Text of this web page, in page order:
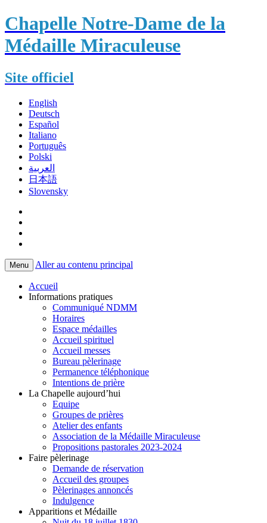
Chapelle Notre-Dame de la
Médaille Miraculeuse
Site officiel
English
Deutsch
Español
Italiano
Português
Polski
العربية
日本語
Slovensky
Menu Aller au contenu principal
Accueil
Informations pratiques
Communiqué NDMM
Horaires
Espace médailles
Accueil spirituel
Accueil messes
Bureau pèlerinage
Permanence téléphonique
Intentions de prière
La Chapelle aujourd’hui
Equipe
Groupes de prières
Atelier des enfants
Association de la Médaille Miraculeuse
Propositions pastorales 2023-2024
Faire pèlerinage
Demande de réservation
Accueil des groupes
Pèlerinages annoncés
Indulgence
Apparitions et Médaille